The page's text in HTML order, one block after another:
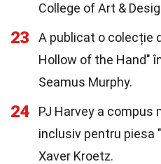
College of Art &
23
A publicat o colecție
Hollow of the Hand"
Seamus Murphy.
24
PJ Harvey a compus
inclusiv pentru piesa
Xaver Kroetz.